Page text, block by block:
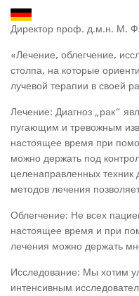
Директор проф. д.м.н. М.
«Лечение, облегчение,
столпа, на которые
лучевой терапии в своей
Лечение: Диагноз „рак“
пугающим и тревожным
настоящее время при
можно держать под
целенаправленных
методов лечения
Облегчение: Не всех
настоящее время и при
лечения можно держать
Исследование: Мы хотим
интенсивным